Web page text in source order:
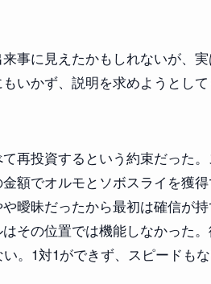
来事に見えたかもしれないが、
いかず、説明を求めようとし
て再投資するという約束だった
額でオルモとソボスライを獲
曖昧だったから最初は確信が
その位置では機能しなかった
。1対1ができず、スピードも